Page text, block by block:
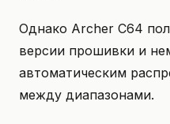
Однако Archer C64
версии прошивки и
автоматическим
между диапазонами.